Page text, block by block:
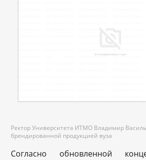
Ректор Университета ИТМО Владимир
брендированной продукцией вуза
Согласно обновленной